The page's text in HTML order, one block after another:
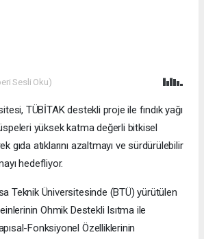
Sesli Oku)
TÜBİTAK destekli proje ile fındık yağı
yüksek katma değerli bitkisel
gıda atıklarını azaltmayı ve sürdürülebilir
hedefliyor.
Teknik Üniversitesinde (BTÜ) yürütülen
Ohmik Destekli Isıtma ile
Fonksiyonel Özelliklerinin